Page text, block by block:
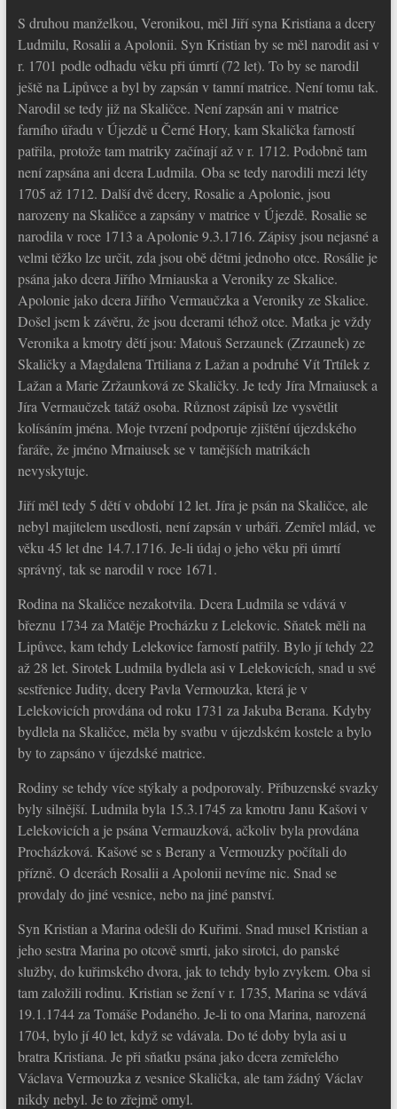
S druhou manželkou, Veronikou, měl Jiří syna Kristiana a dcery
Ludmilu, Rosalii a Apolonii. Syn Kristian by se měl narodit asi v
r. 1701 podle odhadu věku při úmrtí (72 let). To by se narodil
ještě na Lipůvce a byl by zapsán v tamní matrice. Není tomu tak.
Narodil se tedy již na Skaličce. Není zapsán ani v matrice
farního úřadu v Újezdě u Černé Hory, kam Skalička farností
patřila, protože tam matriky začínají až v r. 1712. Podobně tam
není zapsána ani dcera Ludmila. Oba se tedy narodili mezi léty
1705 až 1712. Další dvě dcery, Rosalie a Apolonie, jsou
narozeny na Skaličce a zapsány v matrice v Újezdě. Rosalie se
narodila v roce 1713 a Apolonie 9.3.1716. Zápisy jsou nejasné a
velmi těžko lze určit, zda jsou obě dětmi jednoho otce. Rosálie je
psána jako dcera Jiřího Mrniauska a Veroniky ze Skalice.
Apolonie jako dcera Jiřího Vermaučzka a Veroniky ze Skalice.
Došel jsem k závěru, že jsou dcerami téhož otce. Matka je vždy
Veronika a kmotry dětí jsou: Matouš Serzaunek (Zrzaunek) ze
Skaličky a Magdalena Trtiliana z Lažan a podruhé Vít Trtílek z
Lažan a Marie Zržaunková ze Skaličky. Je tedy Jíra Mrnaiusek a
Jíra Vermaučzek tatáž osoba. Různost zápisů lze vysvětlit
kolísáním jména. Moje tvrzení podporuje zjištění újezdského
faráře, že jméno Mrnaiusek se v tamějších matrikách
nevyskytuje.
Jiří měl tedy 5 dětí v období 12 let. Jíra je psán na Skaličce, ale
nebyl majitelem usedlosti, není zapsán v urbáři. Zemřel mlád, ve
věku 45 let dne 14.7.1716. Je-li údaj o jeho věku při úmrtí
správný, tak se narodil v roce 1671.
Rodina na Skaličce nezakotvila. Dcera Ludmila se vdává v
březnu 1734 za Matěje Procházku z Lelekovic. Sňatek měli na
Lipůvce, kam tehdy Lelekovice farností patřily. Bylo jí tehdy 22
až 28 let. Sirotek Ludmila bydlela asi v Lelekovicích, snad u své
sestřenice Judity, dcery Pavla Vermouzka, která je v
Lelekovicích provdána od roku 1731 za Jakuba Berana. Kdyby
bydlela na Skaličce, měla by svatbu v újezdském kostele a bylo
by to zapsáno v újezdské matrice.
Rodiny se tehdy více stýkaly a podporovaly. Příbuzenské svazky
byly silnější. Ludmila byla 15.3.1745 za kmotru Janu Kašovi v
Lelekovicích a je psána Vermauzková, ačkoliv byla provdána
Procházková. Kašové se s Berany a Vermouzky počítali do
přízně. O dcerách Rosalii a Apolonii nevíme nic. Snad se
provdaly do jiné vesnice, nebo na jiné panství.
Syn Kristian a Marina odešli do Kuřimi. Snad musel Kristian a
jeho sestra Marina po otcově smrti, jako sirotci, do panské
služby, do kuřimského dvora, jak to tehdy bylo zvykem. Oba si
tam založili rodinu. Kristian se žení v r. 1735, Marina se vdává
19.1.1744 za Tomáše Podaného. Je-li to ona Marina, narozená
1704, bylo jí 40 let, když se vdávala. Do té doby byla asi u
bratra Kristiana. Je při sňatku psána jako dcera zemřelého
Václava Vermouzka z vesnice Skalička, ale tam žádný Václav
nikdy nebyl. Je to zřejmě omyl.